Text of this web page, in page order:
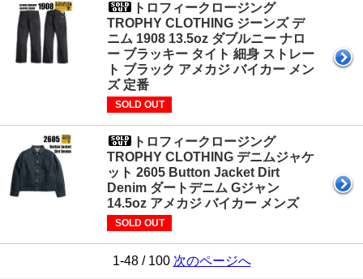
トロフィークロージング
TROPHY CLOTHING ジーンズ デ
ニム 1908 13.5oz ダブルニー ナロ
ー ブラッキー タイト 細身 ストレー
ト ブラック アメカジ バイカー メン
ズ 定番
SOLD OUT
トロフィークロージング
TROPHY CLOTHING デニムジャケ
ット 2605 Button Jacket Dirt
Denim ダートデニム Gジャン
14.5oz アメカジ バイカー メンズ
SOLD OUT
1-48 / 100 次のページへ